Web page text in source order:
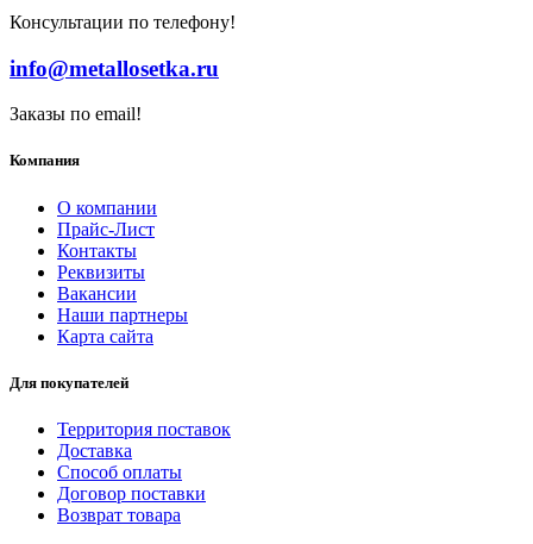
Консультации по телефону!
info@metallosetka.ru
Заказы по email!
Компания
О компании
Прайс-Лист
Контакты
Реквизиты
Вакансии
Наши партнеры
Карта сайта
Для покупателей
Территория поставок
Доставка
Способ оплаты
Договор поставки
Возврат товара